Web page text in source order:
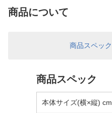
商品について
商品スペック
商品スペック
本体サイズ(横×縦) cm